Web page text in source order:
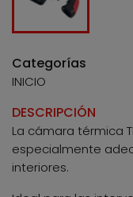
Categorías
INICIO
DESCRIPCIÓN
La cámara térmica
especialmente
interiores.